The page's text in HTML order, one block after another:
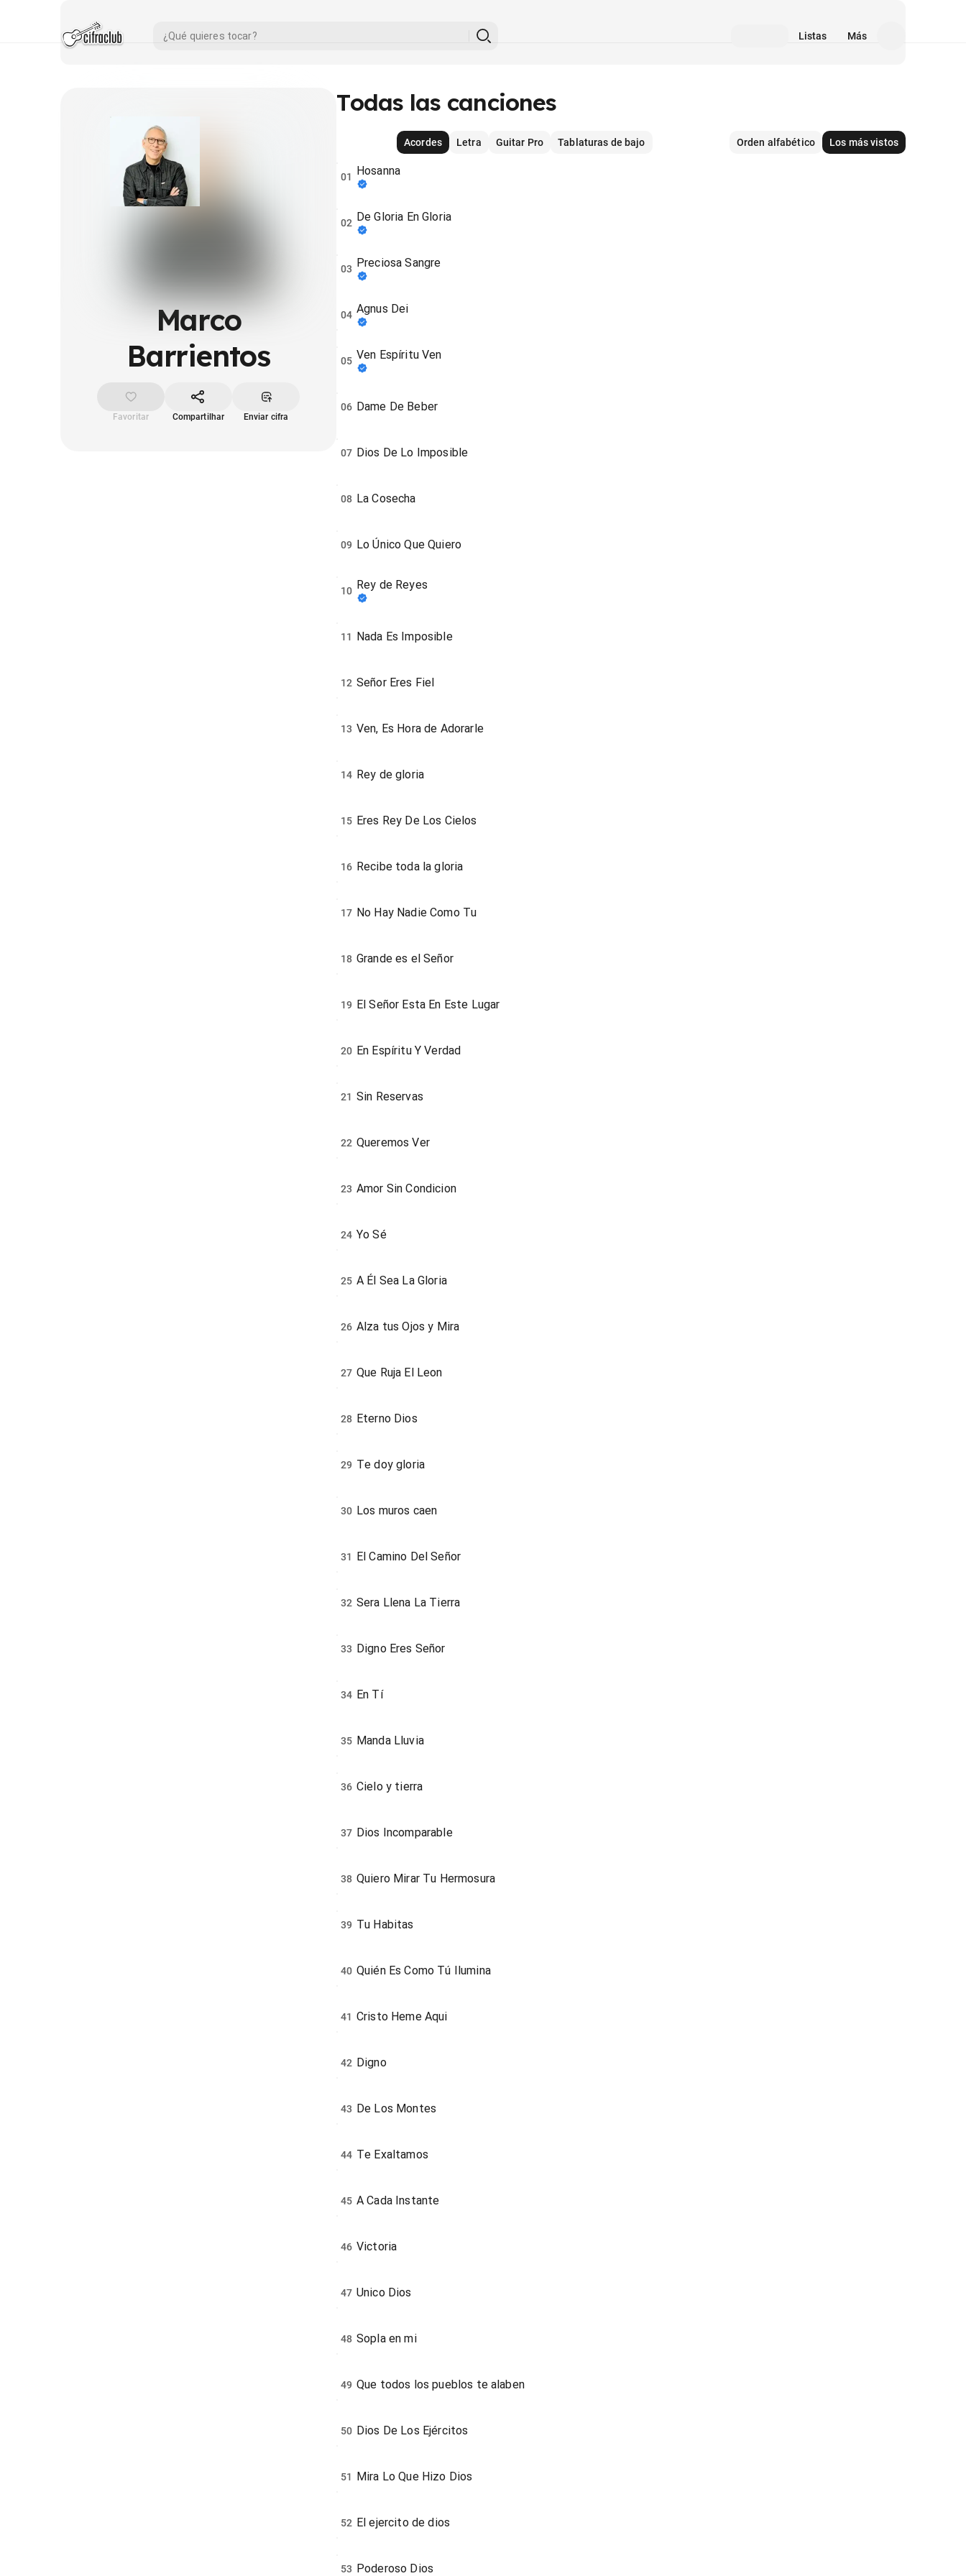
Listas Más
Marco
Barrientos
Favoritar Compartilhar Enviar cifra
Todas las canciones
Acordes Letra Guitar Pro Tablaturas de bajo Orden alfabético Los más vistos
01 Hosanna
02 De Gloria En Gloria
03 Preciosa Sangre
04 Agnus Dei
05 Ven Espíritu Ven
06 Dame De Beber
07 Dios De Lo Imposible
08 La Cosecha
09 Lo Único Que Quiero
10 Rey de Reyes
11 Nada Es Imposible
12 Señor Eres Fiel
13 Ven, Es Hora de Adorarle
14 Rey de gloria
15 Eres Rey De Los Cielos
16 Recibe toda la gloria
17 No Hay Nadie Como Tu
18 Grande es el Señor
19 El Señor Esta En Este Lugar
20 En Espíritu Y Verdad
21 Sin Reservas
22 Queremos Ver
23 Amor Sin Condicion
24 Yo Sé
25 A Él Sea La Gloria
26 Alza tus Ojos y Mira
27 Que Ruja El Leon
28 Eterno Dios
29 Te doy gloria
30 Los muros caen
31 El Camino Del Señor
32 Sera Llena La Tierra
33 Digno Eres Señor
34 En Tí
35 Manda Lluvia
36 Cielo y tierra
37 Dios Incomparable
38 Quiero Mirar Tu Hermosura
39 Tu Habitas
40 Quién Es Como Tú Ilumina
41 Cristo Heme Aqui
42 Digno
43 De Los Montes
44 Te Exaltamos
45 A Cada Instante
46 Victoria
47 Unico Dios
48 Sopla en mi
49 Que todos los pueblos te alaben
50 Dios De Los Ejércitos
51 Mira Lo Que Hizo Dios
52 El ejercito de dios
53 Poderoso Dios